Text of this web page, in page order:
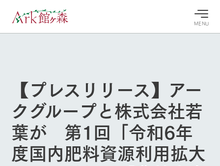
MENU
牧場へ行
よく見られている情報
今日の牧
場・営業
案内
本日の営業時間
や牧場の天気、
イベン
ト/フェ
Ark館ヶ森で開
催しているイベ
牧場の楽
しみ方
牧場スタッフが
季節ごとの楽し
み方やシーン別
ホーム
Ark館ヶ森について
牧場に行く
【プレスリリース】アー
クグループと株式会社若
葉が 第1回「令和6年
度国内肥料資源利用拡大